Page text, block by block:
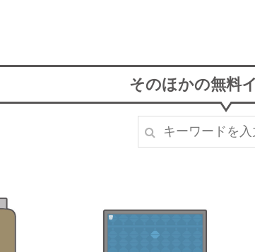
そのほかの無料